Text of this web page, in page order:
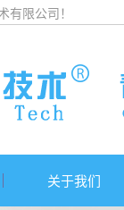
限公司！
关于我们